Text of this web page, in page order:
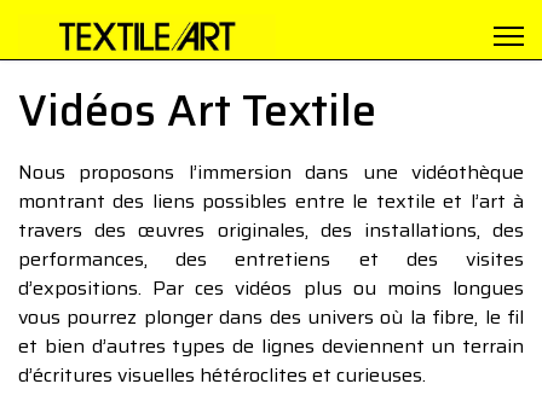
Vidéos Art Textile
Nous proposons l’immersion dans une vidéothèque
montrant des liens possibles entre le textile et l’art à
travers des œuvres originales, des installations, des
performances, des entretiens et des visites
d’expositions. Par ces vidéos plus ou moins longues
vous pourrez plonger dans des univers où la fibre, le fil
et bien d’autres types de lignes deviennent un terrain
d’écritures visuelles hétéroclites et curieuses.